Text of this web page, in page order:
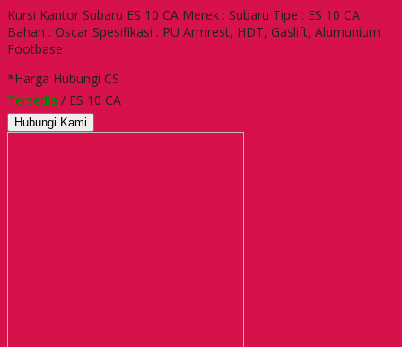
Kursi Kantor Subaru ES 10 CA Merek : Subaru Tipe : ES 10 CA
Bahan : Oscar Spesifikasi : PU Armrest, HDT, Gaslift, Alumunium
Footbase
*Harga Hubungi CS
Tersedia / ES 10 CA
Hubungi Kami